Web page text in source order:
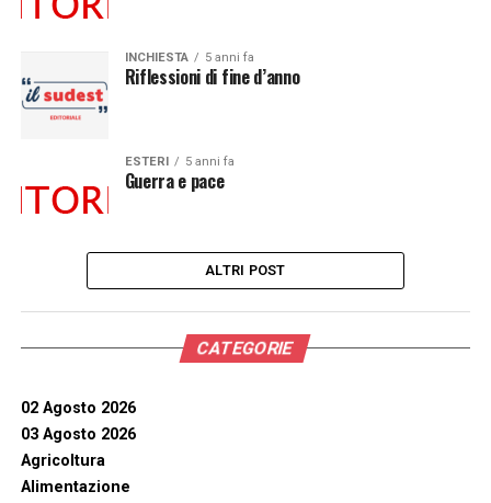
INCHIESTA 5 anni fa
Riflessioni di fine d’anno
ESTERI 5 anni fa
Guerra e pace
ALTRI POST
CATEGORIE
02 Agosto 2026
03 Agosto 2026
Agricoltura
Alimentazione